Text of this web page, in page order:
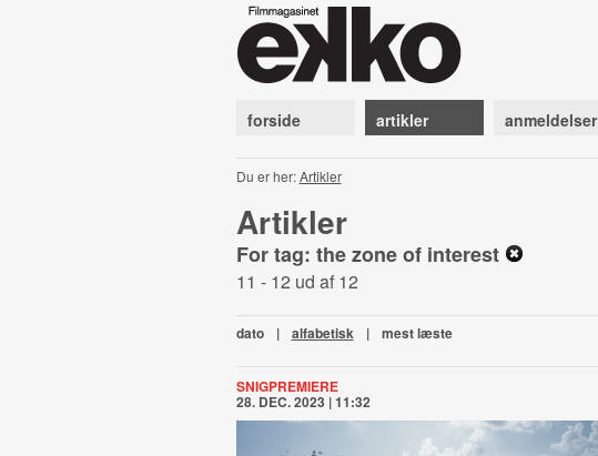
forside artikler anmeldelser
Du er her:Artikler
Artikler
For tag: the zone of interest
11 - 12 ud af 12
dato | alfabetisk | mest læste
SNIGPREMIERE
28. DEC. 2023 | 11:32